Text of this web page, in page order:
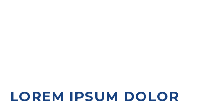
LOREM IPSUM DOLOR